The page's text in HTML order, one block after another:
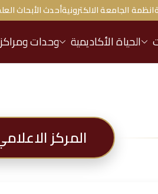
انظمة الجامعة الالكترونيةأحدث الأبحاث
الحياة الأكاديمية وحدات ومراكز
المركز